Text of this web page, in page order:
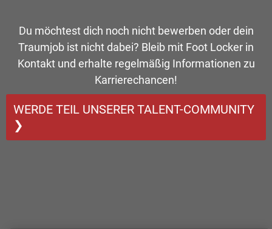
Du möchtest dich noch nicht bewerben oder dein
Traumjob ist nicht dabei? Bleib mit Foot Locker in
Kontakt und erhalte regelmäßig Informationen zu
Karrierechancen!
WERDE TEIL UNSERER TALENT-COMMUNITY
❯